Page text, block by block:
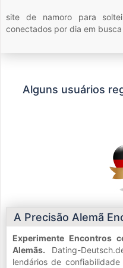
site de namoro para
conectados por dia em
Alguns usuários
A Precisão Alemã
Experimente Encontros
Alemãs. Dating-
lendários de